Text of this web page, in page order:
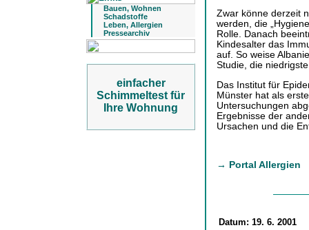
Bauen, Wohnen
Schadstoffe
Leben, Allergien
Pressearchiv
einfacher
Schimmeltest für
Ihre Wohnung
Zwar könne derzeit
werden, die
Rolle. Danach
Kindesalter das
auf. So weise
Studie, die
Das Institut für
Münster hat als
Untersuchungen
Ergebnisse der
Ursachen und die
→ Portal Allergien
Datum: 19. 6. 2001